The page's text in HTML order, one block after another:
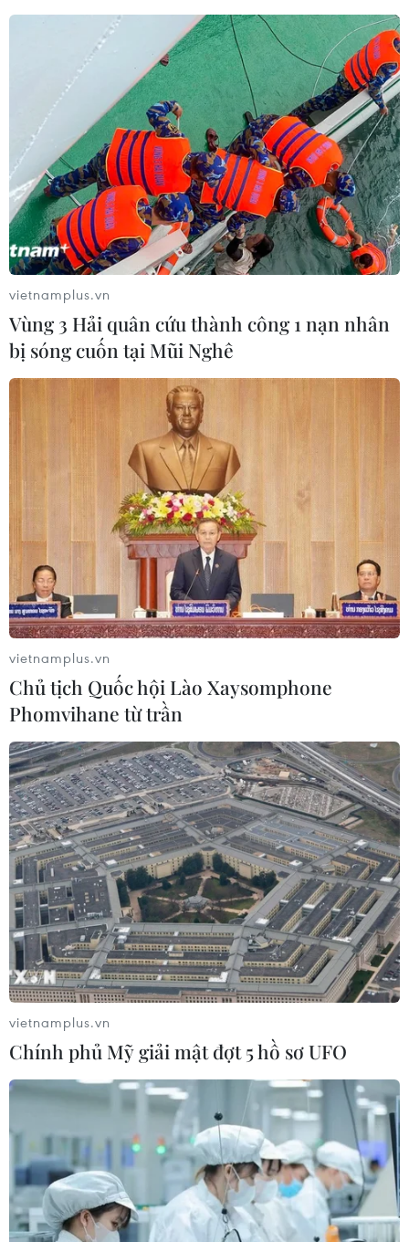
vietnamplus.vn
Vùng 3 Hải quân cứu thành công 1 nạn nhân
bị sóng cuốn tại Mũi Nghê
vietnamplus.vn
Chủ tịch Quốc hội Lào Xaysomphone
Phomvihane từ trần
vietnamplus.vn
Chính phủ Mỹ giải mật đợt 5 hồ sơ UFO